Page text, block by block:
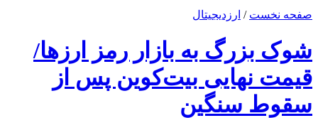
صفحه نخست / ارزدیجیتال
شوک بزرگ به بازار رمز ارزها/
قیمت نهایی بیت‌کوین پس از
سقوط سنگین